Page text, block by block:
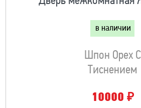
в наличии
Шпон Орех С
Тиснением
10000 ₽